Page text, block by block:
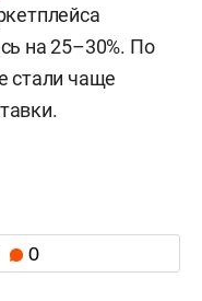
на 25–30%. По
стали чаще
0